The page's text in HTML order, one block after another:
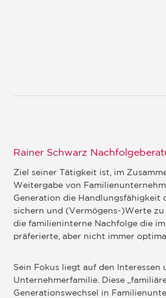
Rainer Schwarz
Ziel seiner Tätigkeit ist, im
Weitergabe von
Generation die Handlungsfähigkeit
sichern und (Vermögens-)Werte zu
die familieninterne Nachfolge die
präferierte, aber nicht immer
Sein Fokus liegt auf den Interessen
Unternehmerfamilie. Diese
Generationswechsel in